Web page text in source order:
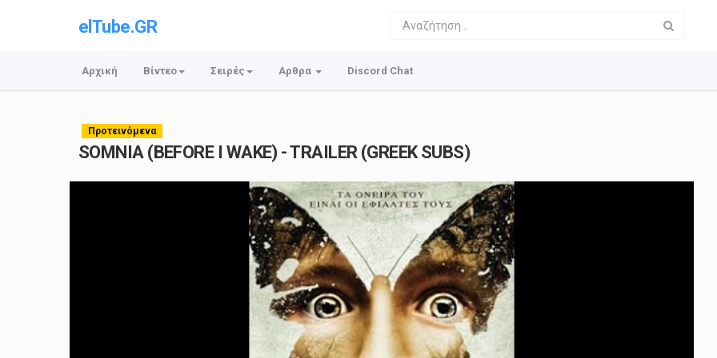
elTube.GR
Αρχική Βίντεο Σειρές Αρθρα Discord Chat
Προτεινόμενα
SOMNIA (BEFORE I WAKE) - TRAILER (GREEK SUBS)